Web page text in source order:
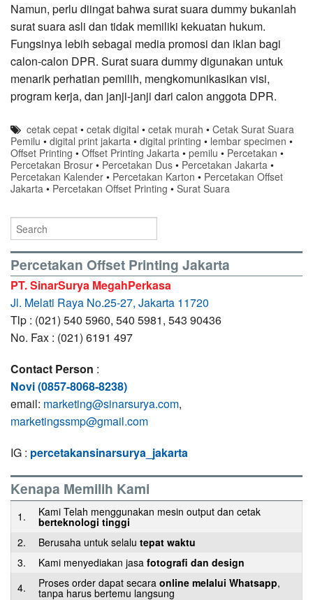
Namun, perlu diingat bahwa surat suara dummy bukanlah
surat suara asli dan tidak memiliki kekuatan hukum.
Fungsinya lebih sebagai media promosi dan iklan bagi
calon-calon DPR. Surat suara dummy digunakan untuk
menarik perhatian pemilih, mengkomunikasikan visi,
program kerja, dan janji-janji dari calon anggota DPR.
cetak cepat •cetak digital •cetak murah •Cetak Surat Suara
Pemilu • digital print jakarta • digital printing • lembar specimen •
Offset Printing • Offset Printing Jakarta • pemilu • Percetakan •
Percetakan Brosur • Percetakan Dus • Percetakan Jakarta •
Percetakan Kalender • Percetakan Karton • Percetakan Offset
Jakarta • Percetakan Offset Printing • Surat Suara
Percetakan Offset Printing Jakarta
PT. SinarSurya MegahPerkasa
Jl. Melati Raya No.25-27, Jakarta 11720
Tlp : (021) 540 5960, 540 5981, 543 90436
No. Fax : (021) 6191 497
Contact Person :
Novi (0857-8068-8238)
email: marketing@sinarsurya.com,
marketingssmp@gmail.com
IG : percetakansinarsurya_jakarta
Kenapa Memilih Kami
1. Kami Telah menggunakan mesin output dan cetak
berteknologi tinggi
2.
Berusaha untuk selalu tepat waktu
3.
Kami menyediakan jasa fotografi dan design
4.
Proses order dapat secara online melalui Whatsapp,
tanpa harus bertemu langsung